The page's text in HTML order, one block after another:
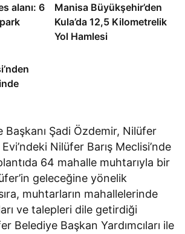
alanı: 6
Manisa Büyükşehir’den
Kula’da 12,5 Kilometrelik
Yol Hamlesi
Başkanı Şadi Özdemir, Nilüfer
Nilüfer Barış Meclisi’nde
64 mahalle muhtarıyla bir
geleceğine yönelik
muhtarların mahallelerinde
ve talepleri dile getirdiği
Belediye Başkan Yardımcıları ile